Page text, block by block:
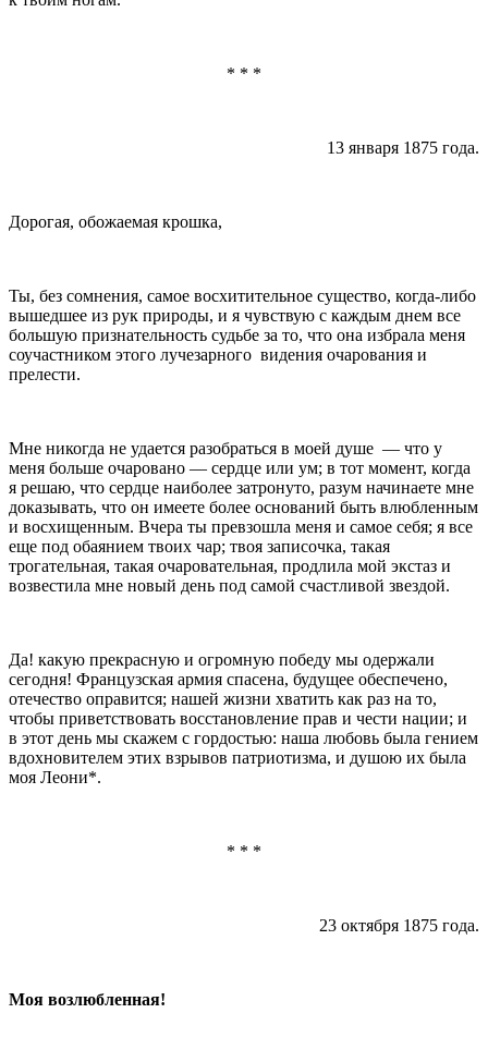
* * *
13 января 1875 года.
Дорогая, обожаемая крошка,
Ты, без сомнения, самое восхитительное существо, когда-либо
вышедшее из рук природы, и я чувствую с каждым днем все
большую признательность судь­бе за то, что она избрала меня
соучастником этого лучезарного видения очарования и
прелести.
Мне никогда не удается разобраться в моей душе — что у
меня больше очаровано — сердце или ум; в тот момент, когда
я решаю, что сердце наиболее за­тронуто, разум начинаете мне
доказывать, что он имеете более оснований быть влюбленным
и восхищенным. Вчера ты превзошла меня и самое себя; я все
еще под обаянием твоих чар; твоя записочка, такая
трогательная, такая очаровательная, продлила мой экстаз и
возвестила мне новый день под самой сча­стливой звездой.
Да! какую прекрасную и огромную победу мы одер­жали
сегодня! Французская армия спасена, будущее обеспечено,
отечество оправится; нашей жизни хватить как раз на то,
чтобы приветствовать восстановление прав и чести нации; и
в этот день мы скажем с гордо­стью: наша любовь была гением
вдохновителем этих взрывов патриотизма, и душою их была
моя Леони*.
* * *
23 октября 1875 года.
Моя возлюбленная!